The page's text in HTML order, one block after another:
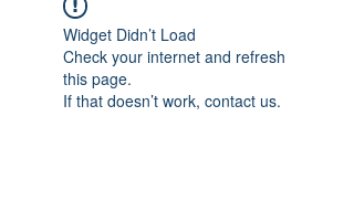
Widget Didn’t Load
Check your internet and refresh
this page.
If that doesn’t work, contact us.